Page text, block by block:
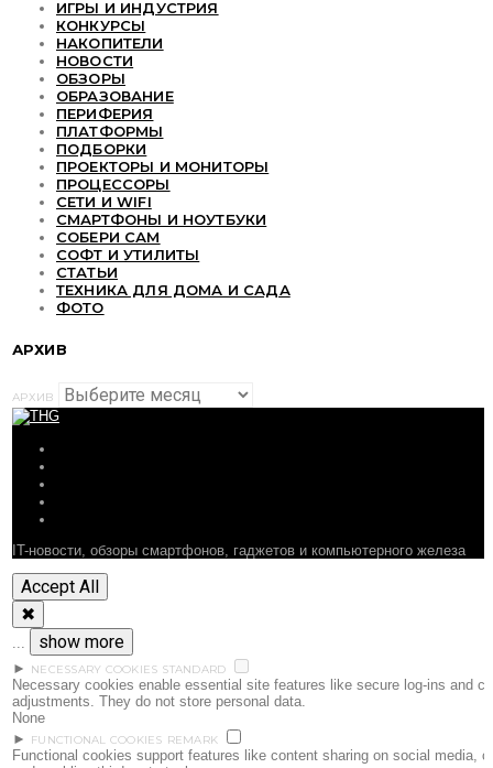
ИГРЫ И ИНДУСТРИЯ
КОНКУРСЫ
НАКОПИТЕЛИ
НОВОСТИ
ОБЗОРЫ
ОБРАЗОВАНИЕ
ПЕРИФЕРИЯ
ПЛАТФОРМЫ
ПОДБОРКИ
ПРОЕКТОРЫ И МОНИТОРЫ
ПРОЦЕССОРЫ
СЕТИ И WIFI
СМАРТФОНЫ И НОУТБУКИ
СОБЕРИ САМ
СОФТ И УТИЛИТЫ
СТАТЬИ
ТЕХНИКА ДЛЯ ДОМА И САДА
ФОТО
АРХИВ
АРХИВ
IT-новости, обзоры смартфонов, гаджетов и компьютерного железа
Accept All
✖
show more
► NECESSARY COOKIES STANDARD
Necessary cookies enable essential site features like secure log-ins and
adjustments. They do not store personal data.
None
►
FUNCTIONAL COOKIES REMARK
Functional cookies support features like content sharing on social media,